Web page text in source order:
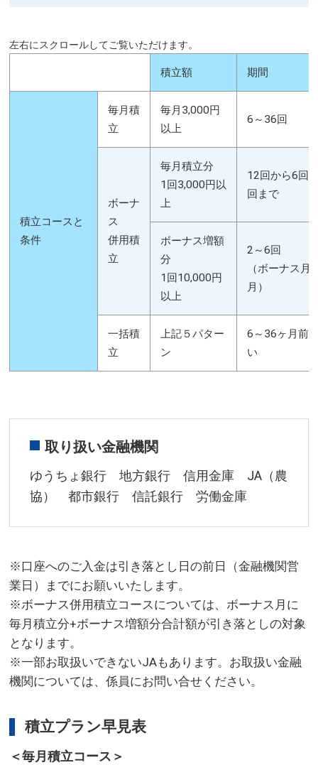
積立額 期間
積立コースと
条件
毎月積
立
毎月3,000円
以上
6～36回
ボーナ
ス
併用積
立
毎月積立分
1回3,000円以
上
12回から6回
回まで
ボーナス増額
分
1回10,000円
以上
2～6回
（ボーナス月
月）
一括積
立
上記５パター
ン
6～36ヶ月前
い
取り扱い金融機関
ゆうちょ銀行 地方銀行 信用金庫 JA（農
協） 都市銀行 信託銀行 労働金庫
※口座へのご入金は引き落とし日の前日（金融機関営
業日）までにお願いいたします。
※ボーナス併用積立コースについては、ボーナス月に
毎月積立分+ボーナス増額分合計額が引き落としの対象
となります。
※一部お取扱いできないJAもあります。お取扱い金融
機関については、係員にお問い合せください。
積立プラン早見表
＜毎月積立コース＞